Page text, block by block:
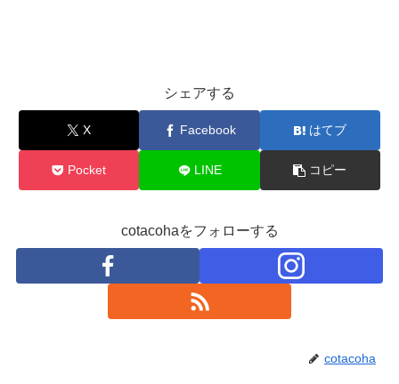
シェアする
X Facebook はてブ
Pocket LINE コピー
cotacohaをフォローする
cotacoha